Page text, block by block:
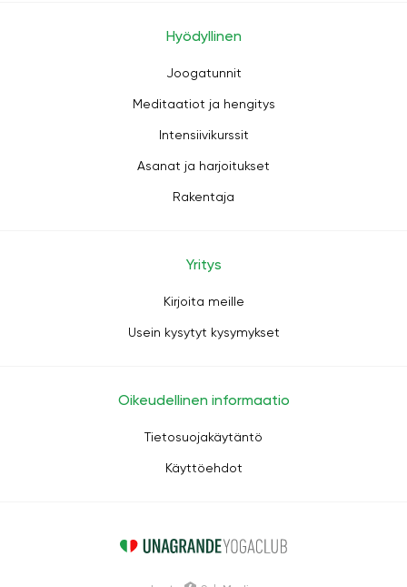
Hyödyllinen
Joogatunnit
Meditaatiot ja hengitys
Intensiivikurssit
Asanat ja harjoitukset
Rakentaja
Yritys
Kirjoita meille
Usein kysytyt kysymykset
Oikeudellinen informaatio
Tietosuojakäytäntö
Käyttöehdot